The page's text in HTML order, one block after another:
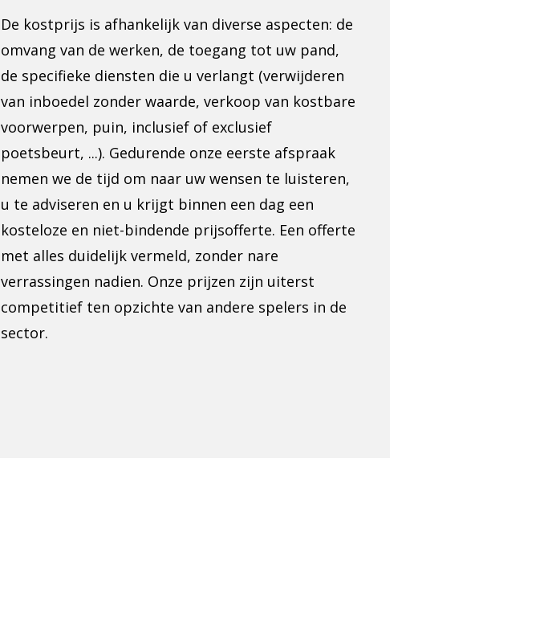
De kostprijs is afhankelijk van diverse aspecten: de
omvang van de werken, de toegang tot uw pand,
de specifieke diensten die u verlangt (verwijderen
van inboedel zonder waarde, verkoop van kostbare
voorwerpen, puin, inclusief of exclusief
poetsbeurt, ...). Gedurende onze eerste afspraak
nemen we de tijd om naar uw wensen te luisteren,
u te adviseren en u krijgt binnen een dag een
kosteloze en niet-bindende prijsofferte. Een offerte
met alles duidelijk vermeld, zonder nare
verrassingen nadien. Onze prijzen zijn uiterst
competitief ten opzichte van andere spelers in de
sector.